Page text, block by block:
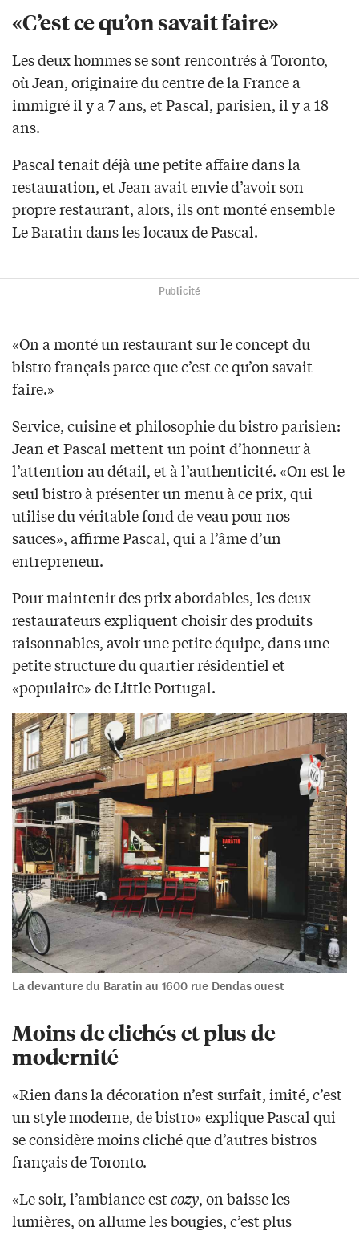
«C’est ce qu’on savait faire»
Les deux hommes se sont rencontrés à Toronto,
où Jean, originaire du centre de la France a
immigré il y a 7 ans, et Pascal, parisien, il y a 18
ans.
Pascal tenait déjà une petite affaire dans la
restauration, et Jean avait envie d’avoir son
propre restaurant, alors, ils ont monté ensemble
Le Baratin dans les locaux de Pascal.
Publicité
«On a monté un restaurant sur le concept du
bistro français parce que c’est ce qu’on savait
faire.»
Service, cuisine et philosophie du bistro parisien:
Jean et Pascal mettent un point d’honneur à
l’attention au détail, et à l’authenticité. «On est le
seul bistro à présenter un menu à ce prix, qui
utilise du véritable fond de veau pour nos
sauces», affirme Pascal, qui a l’âme d’un
entrepreneur.
Pour maintenir des prix abordables, les deux
restaurateurs expliquent choisir des produits
raisonnables, avoir une petite équipe, dans une
petite structure du quartier résidentiel et
«populaire» de Little Portugal.
La devanture du Baratin au 1600 rue Dendas ouest
Moins de clichés et plus de
modernité
«Rien dans la décoration n’est surfait, imité, c’est
un style moderne, de bistro» explique Pascal qui
se considère moins cliché que d’autres bistros
français de Toronto.
«Le soir, l’ambiance estcozy, on baisse les
lumières, on allume les bougies, c’est plus